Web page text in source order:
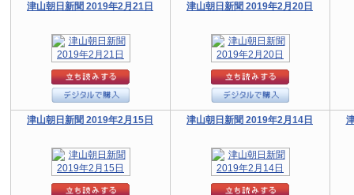
津山朝日新聞 2019年2月21日 津山朝日新聞 2019年2月20日
津山朝日新聞 2019年2月15日 津山朝日新聞 2019年2月14日